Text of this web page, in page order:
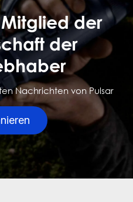
der
der
Nachrichten von Pulsar